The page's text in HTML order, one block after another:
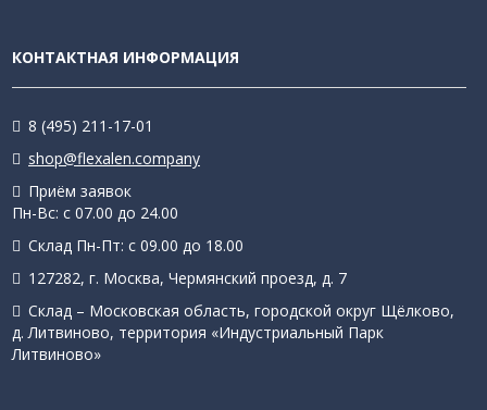
КОНТАКТНАЯ ИНФОРМАЦИЯ
8 (495) 211-17-01
shop@flexalen.company
Приём заявок
Пн-Вс: с 07.00 до 24.00
Склад Пн-Пт: с 09.00 до 18.00
127282, г. Москва, Чермянский проезд, д. 7
Склад – Московская область, городской округ Щёлково,
д. Литвиново, территория «Индустриальный Парк
Литвиново»